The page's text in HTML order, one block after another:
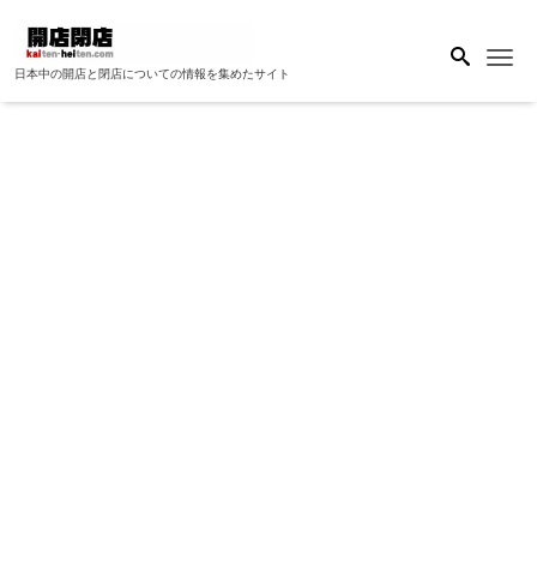
日本中の開店と閉店についての情報を集めたサイト